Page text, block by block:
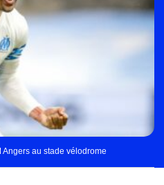
Angers au stade vélodrome